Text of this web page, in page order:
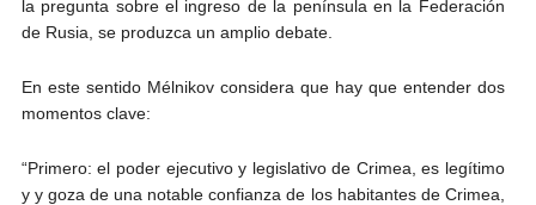
la pregunta sobre el ingreso de la península en la Federación
de Rusia, se produzca un amplio debate.
En este sentido Mélnikov considera que hay que entender dos
momentos clave:
“Primero: el poder ejecutivo y legislativo de Crimea, es legítimo
y y goza de una notable confianza de los habitantes de Crimea,